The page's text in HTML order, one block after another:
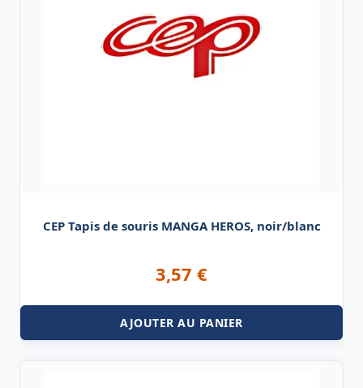
CEP Tapis de souris MANGA HEROS, noir/blanc
3,57 €
AJOUTER AU PANIER